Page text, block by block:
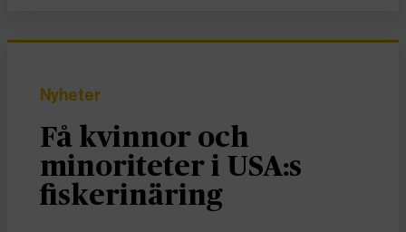
Nyheter
Få kvinnor och
minoriteter i USA:s
fiskerinäring